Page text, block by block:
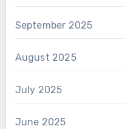
September 2025
August 2025
July 2025
June 2025